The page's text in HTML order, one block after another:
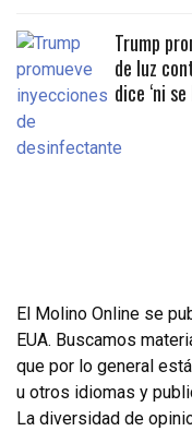
Trump
de luz
dice ‘ni
El Molino Online se
EUA. Buscamos
que por lo general
u otros idiomas y
La diversidad de